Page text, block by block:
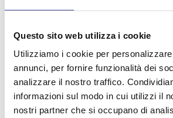
Questo sito web utilizza i cookie
Utilizziamo i cookie per
annunci, per fornire funzionalità dei
analizzare il nostro traffico.
informazioni sul modo in cui utilizzi il
nostri partner che si occupano di
Decreto MLPS 450 del
OPERATIVO PNRR